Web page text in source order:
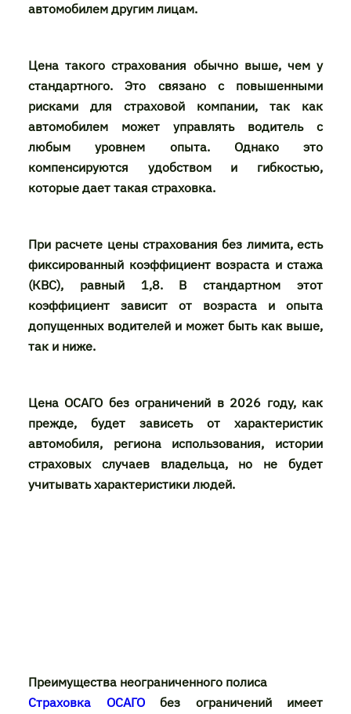
автомобилем другим лицам.
Цена такого страхования обычно выше, чем у
стандартного. Это связано с повышенными
рисками для страховой компании, так как
автомобилем может управлять водитель с
любым уровнем опыта. Однако это
компенсируются удобством и гибкостью,
которые дает такая страховка.
При расчете цены страхования без лимита, есть
фиксированный коэффициент возраста и стажа
(КВС), равный 1,8. В стандартном этот
коэффициент зависит от возраста и опыта
допущенных водителей и может быть как выше,
так и ниже.
Цена ОСАГО без ограничений в 2026 году, как
прежде, будет зависеть от характеристик
автомобиля, региона использования, истории
страховых случаев владельца, но не будет
учитывать характеристики людей.
Преимущества неограниченного полиса
Страховка ОСАГОбез ограничений имеет